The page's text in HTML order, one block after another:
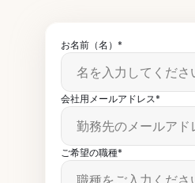
お名前（名）*
会社用メールアドレス*
ご希望の職種*